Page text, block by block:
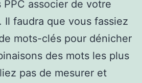
associer de votre
Il faudra que vous fassiez
mots-clés pour dénicher
des mots les plus
pas de mesurer et